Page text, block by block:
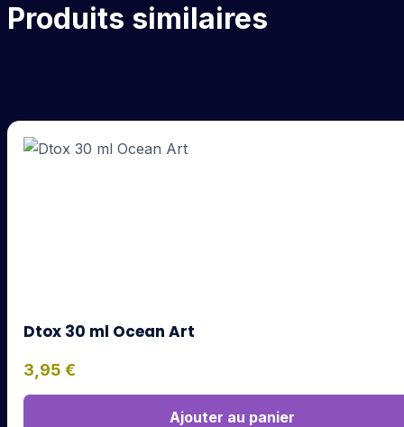
Produits similaires
Dtox 30 ml Ocean Art
3,95 €
Ajouter au panier